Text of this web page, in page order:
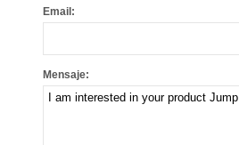
Email:
Mensaje: